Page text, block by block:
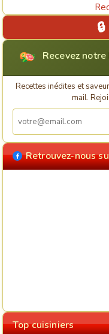
Recevez
Recettes inédites et
mail.
Retrouvez-nous
Top cuisiniers